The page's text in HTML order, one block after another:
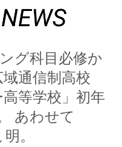
テンツに移動
グ科目必修か
通信制高校
高等学校」初年
あわせて
。